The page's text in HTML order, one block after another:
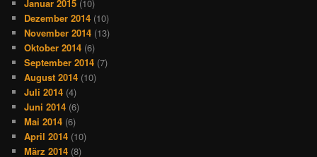
Januar 2015 (10)
Dezember 2014 (10)
November 2014 (13)
Oktober 2014 (6)
September 2014 (7)
August 2014 (10)
Juli 2014 (4)
Juni 2014 (6)
Mai 2014 (6)
April 2014 (10)
März 2014 (8)